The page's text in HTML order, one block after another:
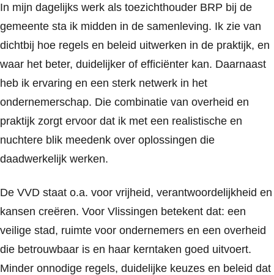
In mijn dagelijks werk als toezichthouder BRP bij de
gemeente sta ik midden in de samenleving. Ik zie van
dichtbij hoe regels en beleid uitwerken in de praktijk, en
waar het beter, duidelijker of efficiënter kan. Daarnaast
heb ik ervaring en een sterk netwerk in het
ondernemerschap. Die combinatie van overheid en
praktijk zorgt ervoor dat ik met een realistische en
nuchtere blik meedenk over oplossingen die
daadwerkelijk werken.
De VVD staat o.a. voor vrijheid, verantwoordelijkheid en
kansen creëren. Voor Vlissingen betekent dat: een
veilige stad, ruimte voor ondernemers en een overheid
die betrouwbaar is en haar kerntaken goed uitvoert.
Minder onnodige regels, duidelijke keuzes en beleid dat